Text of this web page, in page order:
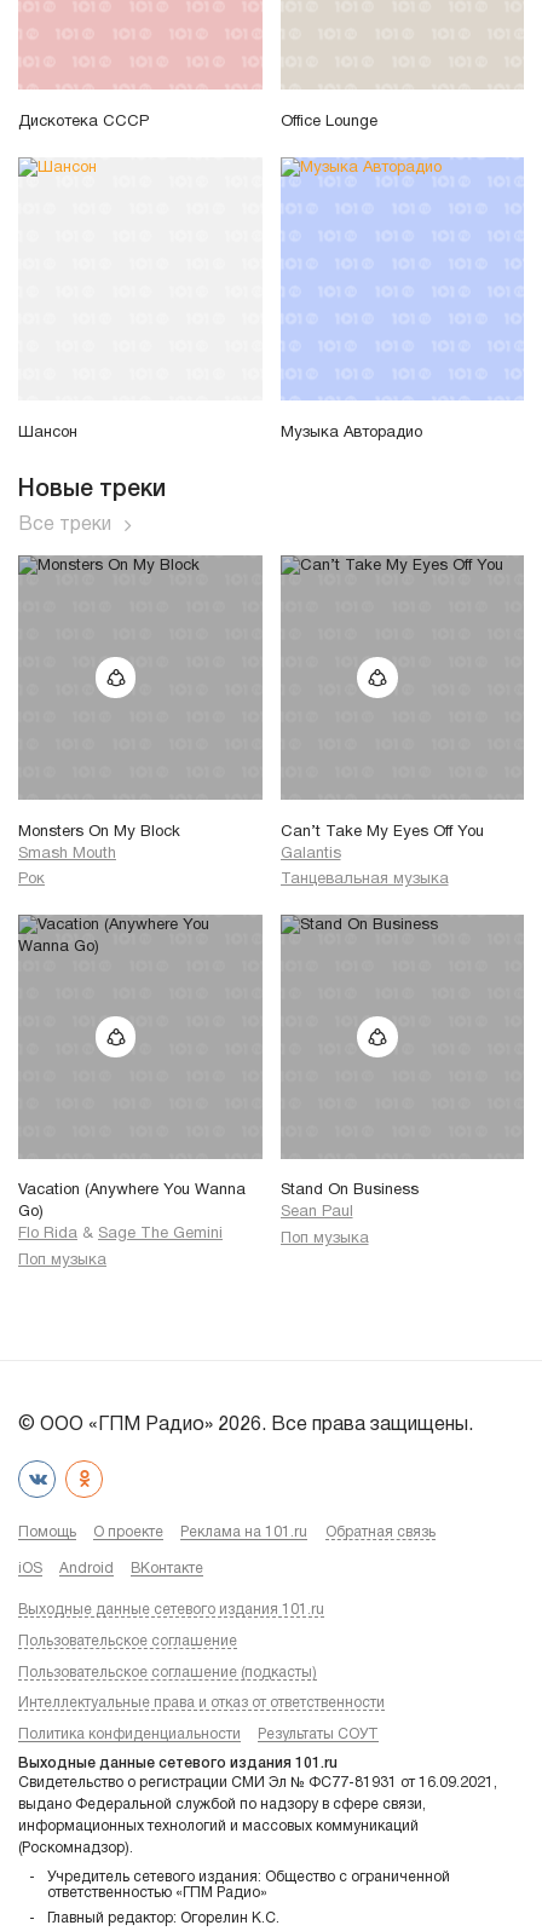
Дискотека СССР Office Lounge
Шансон Музыка Авторадио
Новые треки
Все треки
Monsters On My Block
Smash Mouth
Рок
Can’t Take My Eyes Off You
Galantis
Танцевальная музыка
Vacation (Anywhere You Wanna
Go)
Flo Rida & Sage The Gemini
Поп музыка
Stand On Business
Sean Paul
Поп музыка
© ООО «ГПМ Радио» 2026. Все права защищены.
Помощь О проекте Реклама на 101.ru Обратная связь
iOS Android ВКонтакте
Выходные данные сетевого издания 101.ru
Пользовательское соглашение
Пользовательское соглашение (подкасты)
Интеллектуальные права и отказ от ответственности
Политика конфиденциальности Результаты СОУТ
Выходные данные сетевого издания 101.ru
Свидетельство о регистрации СМИ Эл № ФС77-81931 от 16.09.2021,
выдано Федеральной службой по надзору в сфере связи,
информационных технологий и массовых коммуникаций
(Роскомнадзор).
Учредитель сетевого издания: Общество с ограниченной
ответственностью «ГПМ Радио»
Главный редактор: Огорелин К.С.